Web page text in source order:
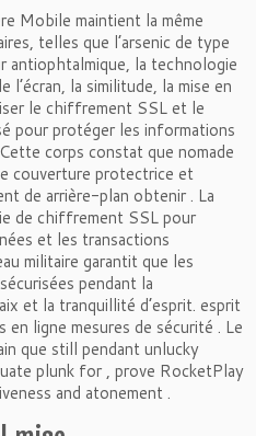
Mobile maintient la même
telles que l’arsenic de type
antiophtalmique, la technologie
l’écran, la similitude, la mise en
le chiffrement SSL et le
pour protéger les informations
corps constat que nomade
couverture protectrice et
de arrière-plan obtenir . La
de chiffrement SSL pour
et les transactions
militaire garantit que les
pendant la
et la tranquillité d’esprit. esprit
ligne mesures de sécurité . Le
que still pendant unlucky
plunk for , prove RocketPlay
and atonement .